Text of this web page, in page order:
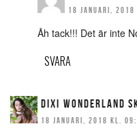
18 JANUARI,
Åh tack!!! Det är inte
SVARA
DIXI WONDERLAND
18 JANUARI, 2018 KL.